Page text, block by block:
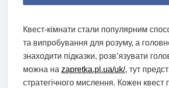
Квест-кімнати стали популярним
та випробування для розуму, а
знаходити підказки, розв’язувати
можна на zapretka.pl.ua/uk/, тут
стратегічного мислення. Кожен